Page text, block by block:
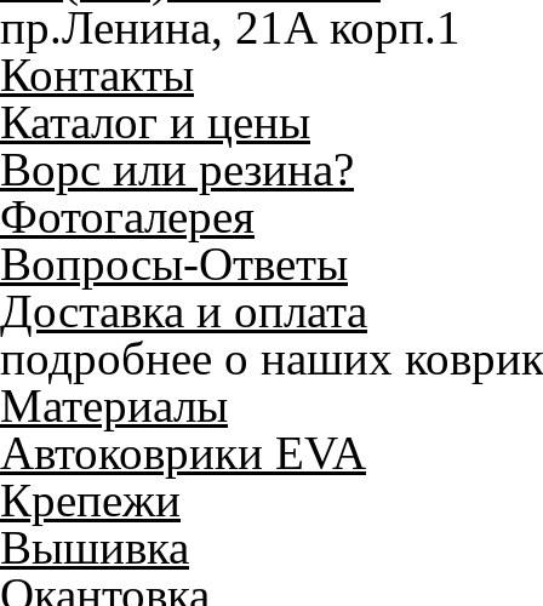
пр.Ленина, 21А корп.1
Контакты
Каталог и цены
Ворс или резина?
Фотогалерея
Вопросы-Ответы
Доставка и оплата
подробнее о наших
Материалы
Автоковрики EVA
Крепежи
Вышивка
Окантовка